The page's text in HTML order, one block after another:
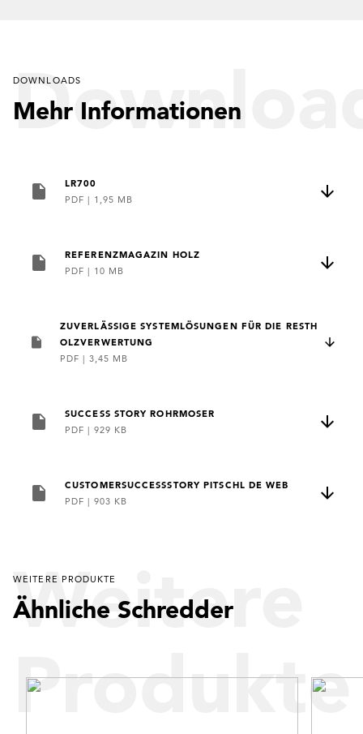
DOWNLOADS
Mehr Informationen
LR700
PDF | 1,95 MB
REFERENZMAGAZIN HOLZ
PDF | 10 MB
ZUVERLÄSSIGE SYSTEMLÖSUNGEN FÜR DIE RESTH
OLZVERWERTUNG
PDF | 3,45 MB
SUCCESS STORY ROHRMOSER
PDF | 929 KB
CUSTOMERSUCCESSSTORY PITSCHL DE WEB
PDF | 903 KB
Weitere
Produkte
WEITERE PRODUKTE
Ähnliche Schredder